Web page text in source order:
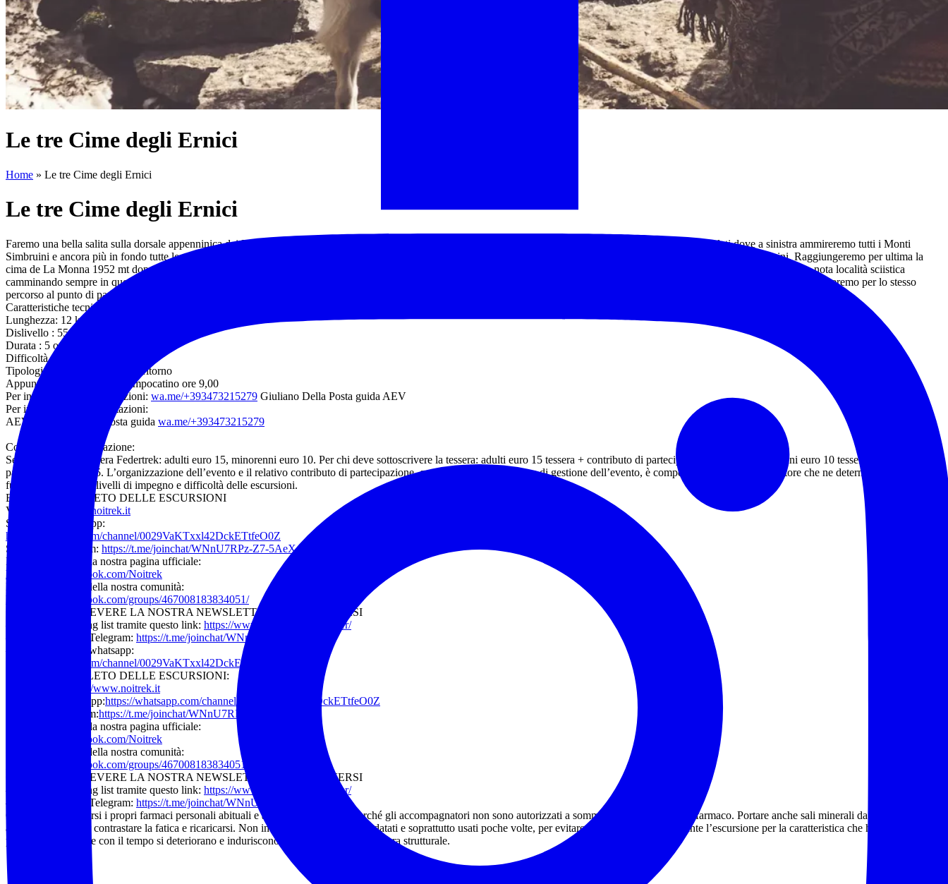
Le tre Cime degli Ernici
Home » Le tre Cime degli Ernici
Le tre Cime degli Ernici
Faremo una bella salita sulla dorsale appenninica dei Monti Ernici rimanendo sempre in quota partendo da Campocatino con panorami eccezionali da entrambi i lati dove a sinistra ammireremo tutti i Monti
Simbruini e ancora più in fondo tutte le cime principali d’Abruzzo compresi Velino, Gran Sasso e Maiella mentre a destra tutta la valle del Sacco nel frusinate con i Monti Lepini. Raggiungeremo per ultima la
cima de La Monna 1952 mt dopo aver salito per prima la cima del Pizzo del Diavolo 1935 mt e poi il Monte Fanfilli 1952 metri. Partiremo già alti dai 1780 metri di Campocatino una nota località sciistica
camminando sempre in quota poco al di sotto dei 2000 metri con costante vista su tutti i versanti appenninici. Arrivati in vetta all’ultima cima La Monna 1952 metri dopo sosta pranzo torneremo per lo stesso
percorso al punto di partenza.
Caratteristiche tecniche:
Lunghezza: 12 km
Dislivello : 550 mt
Durata : 5 ore
Difficoltà : escursionistico E
Tipologia escursione: andata e ritorno
Appuntamento sul posto: Campocatino ore 9,00
Per informazioni e prenotazioni: wa.me/+393473215279 Giuliano Della Posta guida AEV
Per informazioni e prenotazioni:
AEV- Giuliano Della Posta guida wa.me/+393473215279
Contributo di partecipazione:
Se in possesso di tessera Federtrek: adulti euro 15, minorenni euro 10. Per chi deve sottoscrivere la tessera: adulti euro 15 tessera + contributo di partecipazione euro 10, minorenni euro 10 tessera + contributo di
partecipazione euro 5. L’organizzazione dell’evento e il relativo contributo di partecipazione, quale rimborso delle spese di gestione dell’evento, è competenza dell’accompagnatore che ne determina l’importo in
funzione dei diversi livelli di impegno e difficoltà delle escursioni.
ELENCO COMPLETO DELLE ESCURSIONI
Visita il sito:
www.noitrek.it
Seguici su WhatsApp:
https://whatsapp.com/channel/0029VaKTxxl42DckETtfeO0Z
Seguici su Telegram: https://t.me/joinchat/WNnU7RPz-Z7-5AeX
Metti “mi piace” alla nostra pagina ufficiale:
https://www.facebook.com/Noitrek
Iscriviti al gruppo della nostra comunità:
https://www.facebook.com/groups/467008183834051/
CHI VUOLE RICEVERE LA NOSTRA NEWSLETTER PUÒ ISCRIVERSI
– Alla nostra mailing list tramite questo link: https://www.noitrek.it/newsletter/
– Al nostro canale Telegram: https://t.me/joinchat/WNnU7RPz-Z7-5AeX
– Al nostro canale whatsapp:
https://whatsapp.com/channel/0029VaKTxxl42DckETtfeO0Z
ELENCO COMPLETO DELLE ESCURSIONI:
https://www.noitrek.it
Seguici su WhatsApp:https://whatsapp.com/channel/0029VaKTxxl42DckETtfeO0Z
Seguici su Telegram:https://t.me/joinchat/WNnU7RPz-Z7-5AeX
Metti “mi piace” alla nostra pagina ufficiale:
https://www.facebook.com/Noitrek
Iscriviti al gruppo della nostra comunità:
https://www.facebook.com/groups/467008183834051/
CHI VUOLE RICEVERE LA NOSTRA NEWSLETTER PUÒ ISCRIVERSI
– Alla nostra mailing list tramite questo link: https://www.noitrek.it/newsletter/
– Al nostro canale Telegram: https://t.me/joinchat/WNnU7RPz-Z7-5AeX
Consigli utili: portarsi i propri farmaci personali abituali e anche antidolorifici, perché gli accompagnatori non sono autorizzati a somministrare alcun tipo di farmaco. Portare anche sali minerali da sciogliere in
acqua utilissimi per contrastare la fatica e ricaricarsi. Non indossare scarponi molto datati e soprattutto usati poche volte, per evitare rotture dello scafo durante l’escursione per la caratteristica che hanno le
plastiche interne che con il tempo si deteriorano e induriscono con la conseguenza rottura strutturale.